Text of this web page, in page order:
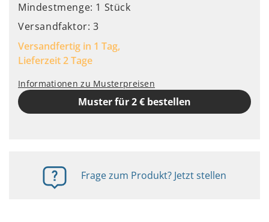
Mindestmenge: 1 Stück
Versandfaktor: 3
Versandfertig in 1 Tag,
Lieferzeit 2 Tage
Informationen zu Musterpreisen
Muster für 2 € bestellen
Frage zum Produkt? Jetzt stellen